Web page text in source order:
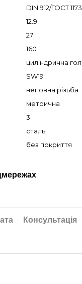
DIN 912/ГОСТ
12.9
27
160
циліндрична
SW19
неповна різьба
метрична
3
сталь
без покриття
Консультація